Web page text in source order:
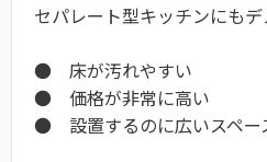
セパレート型キッチンにもデ
● 床が汚れやすい
● 価格が非常に高い
● 設置するのに広いスペー